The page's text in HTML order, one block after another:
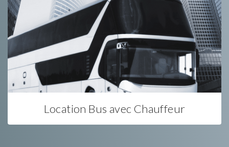
Location Bus avec Chauffeur